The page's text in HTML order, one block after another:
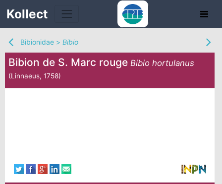
Kollect
Bibionidae > Bibio
Bibion de S. Marc rouge Bibio hortulanus
(Linnaeus, 1758)